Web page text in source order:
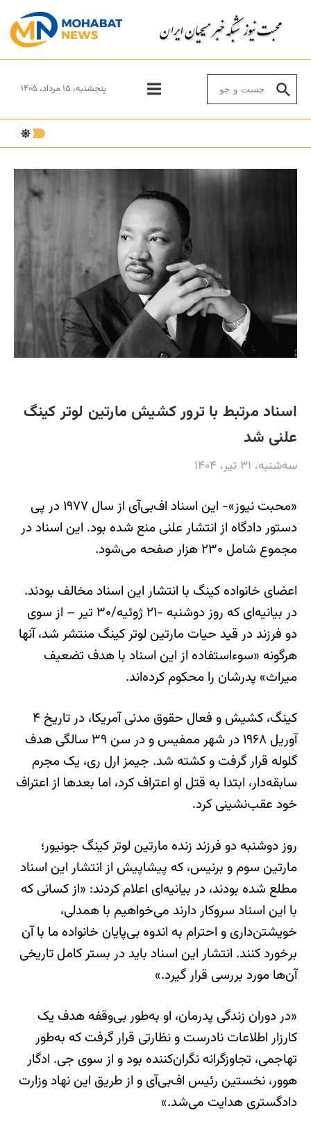
پنجشنبه، ۱۵ مرداد، ۱۴۰۵
اسناد مرتبط با ترور کشیش مارتین لوتر کینگ
علنی شد
سه‌شنبه، ۳۱ تیر، ۱۴۰۴
«محبت نیوز»- این اسناد اف‌بی‌آی از سال ۱۹۷۷ در پی
دستور دادگاه از انتشار علنی منع شده بود. این اسناد در
مجموع شامل ۲۳۰ هزار صفحه می‌شود.
اعضای خانواده کینگ با انتشار این اسناد مخالف بودند.
در بیانیه‌ای که روز دوشنبه -۲۱ ژوئیه/۳۰ تیر – از سوی
دو فرزند در قید حیات مارتین لوتر کینگ منتشر شد، آنها
هرگونه «سوءاستفاده از این اسناد با هدف تضعیف
میراث» پدرشان را محکوم کرده‌اند.
کینگ، کشیش و فعال حقوق مدنی آمریکا، در تاریخ ۴
آوریل ۱۹۶۸ در شهر ممفیس و در سن ۳۹ سالگی هدف
گلوله قرار گرفت و کشته شد. جیمز ارل ری، یک مجرم
سابقه‌دار، ابتدا به قتل او اعتراف کرد، اما بعدها از اعتراف
خود عقب‌نشینی کرد.
روز دوشنبه دو فرزند زنده مارتین لوتر کینگ جونیور؛
مارتین سوم و برنیس، که پیشاپیش از انتشار این اسناد
مطلع شده بودند، در بیانیه‌ای اعلام کردند: «از کسانی که
با این اسناد سروکار دارند می‌خواهیم با همدلی،
خویشتن‌داری و احترام به اندوه بی‌پایان خانواده ما با آن
برخورد کنند. انتشار این اسناد باید در بستر کامل تاریخی
آن‌ها مورد بررسی قرار گیرد.»
«در دوران زندگی پدرمان، او به‌طور بی‌وقفه هدف یک
کارزار اطلاعات نادرست و نظارتی قرار گرفت که به‌طور
تهاجمی، تجاوزگرانه نگران‌کننده بود و از سوی جی. ادگار
هوور، نخستین رئیس اف‌بی‌آی و از طریق این نهاد وزارت
دادگستری هدایت می‌شد.»